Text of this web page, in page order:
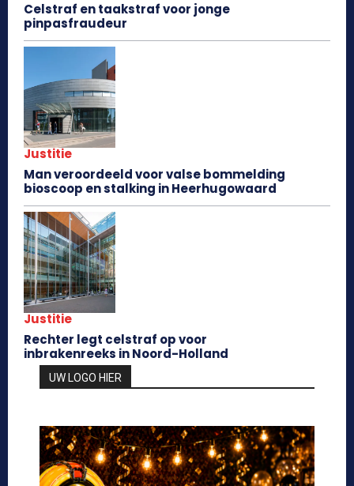
Celstraf en taakstraf voor jonge
pinpasfraudeur
Justitie
Man veroordeeld voor valse bommelding
bioscoop en stalking in Heerhugowaard
Justitie
Rechter legt celstraf op voor
inbrakenreeks in Noord-Holland
UW LOGO HIER